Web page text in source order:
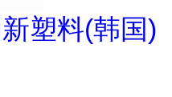
塑料(韩国)